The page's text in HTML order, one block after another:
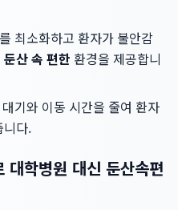
최소화하고 환자가 불안감
둔산 속 편한 환경을 제공합니
기와 이동 시간을 줄여 환자
니다.
대학병원 대신 둔산속편